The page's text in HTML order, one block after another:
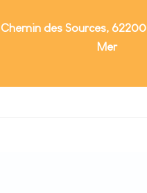
Chemin des Sources,
Mer